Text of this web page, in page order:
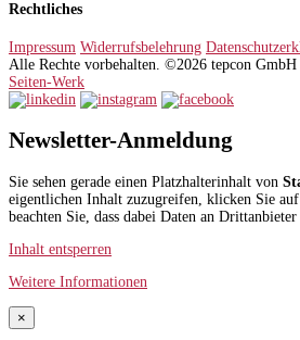
Rechtliches
Impressum Widerrufsbelehrung
Alle Rechte vorbehalten. ©2026 tepcon GmbH
Seiten-Werk
Newsletter-Anmeldung
Sie sehen gerade einen Platzhalterinhalt von
eigentlichen Inhalt zuzugreifen, klicken Sie
beachten Sie, dass dabei Daten an Drittanbieter
Inhalt entsperren
Weitere Informationen
×